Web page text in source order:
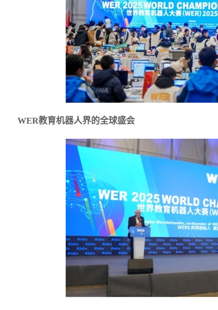
WER教育机器人界的全球盛会